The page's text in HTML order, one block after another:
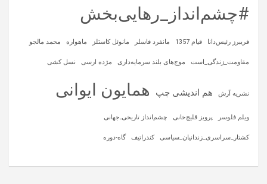
#چشم‌انداز_رهایی‌بخش
فریبرز رئیس‌دانا قیام 1357 مانفرد فاسلر مانوئل کاستلز ماهواره‌ محمد مالجو
مقاومت_زندگی_است موج‌های بلند سرمایه‌داری مژده ارسی نسل کشی
نشریه آرش هم اندیشی چپ همایون ایوانی
ویلم فلوسر پرویز قلیچ‌خانی چشم‌انداز تاریخی‌ـ‌جهانی
کشتار_سراسری_زندانیان_سیاسی کندراتیف گاه-دوره